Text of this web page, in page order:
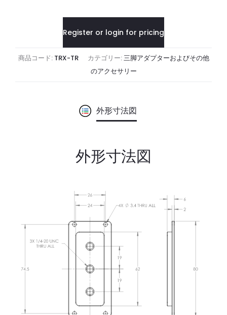
Register or login for pricing
商品コード: TRX-TR カテゴリー:三脚アダプターおよびその他
のアクセサリー
外形寸法図
外形寸法図